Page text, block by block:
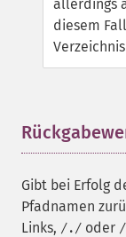
allerdings
diesem
Gibt bei Erfolg
Pfadnamen
Links, /./ oder